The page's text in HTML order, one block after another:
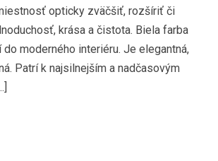
opticky zväčšiť, rozšíriť či
krása a čistota. Biela farba
moderného interiéru. Je elegantná,
Patrí k najsilnejším a nadčasovým